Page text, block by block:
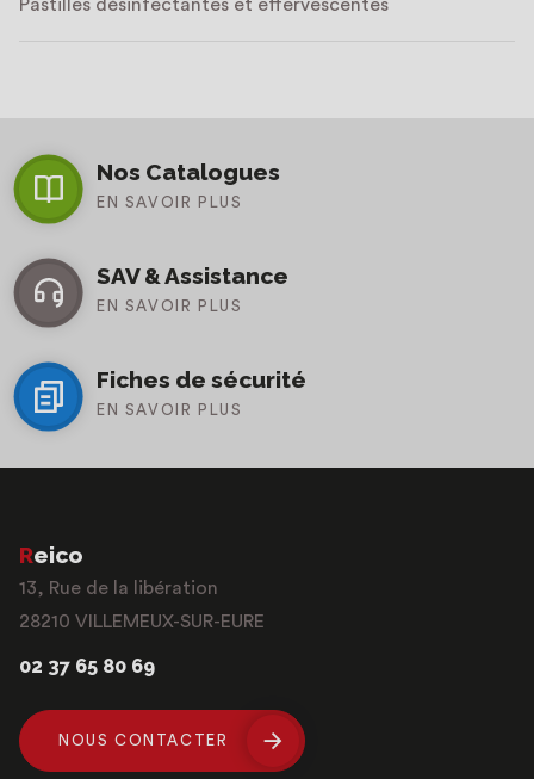
Pastilles désinfectantes et effervescentes
Nos Catalogues
EN SAVOIR PLUS
SAV & Assistance
EN SAVOIR PLUS
Fiches de sécurité
EN SAVOIR PLUS
Reico
13, Rue de la libération
28210 VILLEMEUX-SUR-EURE
02 37 65 80 69
NOUS CONTACTER